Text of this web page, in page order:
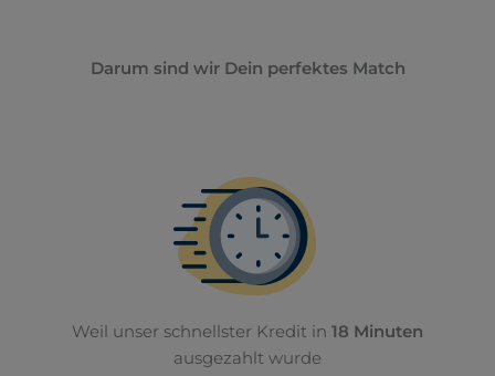
Darum sind wir Dein perfektes Match
Weil unser schnellster Kredit in 18 Minuten
ausgezahlt wurde